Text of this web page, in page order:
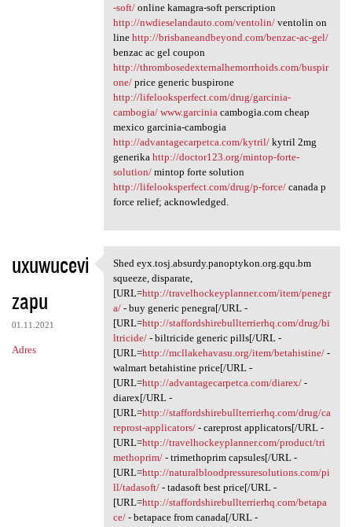
-soft/online kamagra-soft perscription
http://nwdieselandauto.com/ventolin/ventolin on
line http://brisbaneandbeyond.com/benzac-ac-gel/
benzac ac gel coupon
http://thrombosedexternalhemorrhoids.com/buspir
one/price generic buspirone
http://lifelooksperfect.com/drug/garcinia-
cambogia/ www.garcinia cambogia.com cheap
mexico garcinia-cambogia
http://advantagecarpetca.com/kytril/kytril 2mg
generika http://doctor123.org/mintop-forte-
solution/mintop forte solution
http://lifelooksperfect.com/drug/p-force/canada p
force relief; acknowledged.
uxuwucevi
zapu
01.11.2021
Adres
Shed eyx.tosj.absurdy
Shed eyx.tosj.absurdy.panoptykon.org.gqu.bm
squeeze, disparate,
[URL=http://travelhockeyplanner.com/item/penegr
a/- buy generic penegra[/URL -
[URL=http://staffordshirebullterrierhq.com/drug/bi
ltricide/- biltricide generic pills[/URL -
[URL=http://mcllakehavasu.org/item/betahistine/-
walmart betahistine price[/URL -
[URL=http://advantagecarpetca.com/diarex/-
diarex[/URL -
[URL=http://staffordshirebullterrierhq.com/drug/ca
reprost-applicators/- careprost applicators[/URL -
[URL=http://travelhockeyplanner.com/product/tri
methoprim/- trimethoprim capsules[/URL -
[URL=http://naturalbloodpressuresolutions.com/pi
ll/tadasoft/- tadasoft best price[/URL -
[URL=http://staffordshirebullterrierhq.com/betapa
ce/- betapace from canada[/URL -